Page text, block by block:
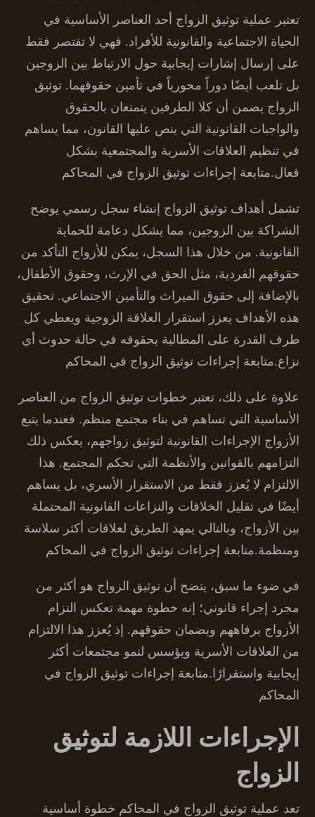
تعتبر عملية توثيق الزواج أحد العناصر الأساسية في
الحياة الاجتماعية والقانونية للأفراد. فهي لا تقتصر فقط
على إرسال إشارات إيجابية حول الارتباط بين الزوجين
بل تلعب أيضًا دوراً محورياً في تأمين حقوقهما. توثيق
الزواج يضمن أن كلا الطرفين يتمتعان بالحقوق
والواجبات القانونية التي ينص عليها القانون، مما يساهم
في تنظيم العلاقات الأسرية والمجتمعية بشكل
فعال.متابعة إجراءات توثيق الزواج في المحاكم
تشمل أهداف توثيق الزواج إنشاء سجل رسمي يوضح
الشراكة بين الزوجين، مما يشكل دعامة للحماية
القانونية. من خلال هذا السجل، يمكن للأزواج التأكد من
حقوقهم الفردية، مثل الحق في الإرث، وحقوق الأطفال،
بالإضافة إلى حقوق الميراث والتأمين الاجتماعي. تحقيق
هذه الأهداف يعزز استقرار العلاقة الزوجية ويعطي كل
طرف القدرة على المطالبة بحقوقه في حالة حدوث أي
نزاع.متابعة إجراءات توثيق الزواج في المحاكم
علاوة على ذلك، تعتبر خطوات توثيق الزواج من العناصر
الأساسية التي تساهم في بناء مجتمع منظم. فعندما يتبع
الأزواج الإجراءات القانونية لتوثيق زواجهم، يعكس ذلك
التزامهم بالقوانين والأنظمة التي تحكم المجتمع. هذا
الالتزام لا يُعزز فقط من الاستقرار الأسري، بل يساهم
أيضًا في تقليل الخلافات والنزاعات القانونية المحتملة
بين الأزواج، وبالتالي يمهد الطريق لعلاقات أكثر سلاسة
ومنظمة.متابعة إجراءات توثيق الزواج في المحاكم
في ضوء ما سبق، يتضح أن توثيق الزواج هو أكثر من
مجرد إجراء قانوني؛ إنه خطوة مهمة تعكس التزام
الأزواج برفاههم وبضمان حقوقهم. إذ يُعزز هذا الالتزام
من العلاقات الأسرية ويؤسس لنمو مجتمعات أكثر
إيجابية واستقرارًا.متابعة إجراءات توثيق الزواج في
المحاكم
الإجراءات اللازمة لتوثيق
الزواج
تعد عملية توثيق الزواج في المحاكم خطوة أساسية